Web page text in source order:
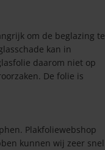
om de beglazing te
kan in
daarom niet op
De folie is
Plakfoliewebshop
kunnen wij zeer snel